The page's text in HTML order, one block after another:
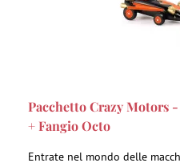
Pacchetto Crazy Motors
+ Fangio Octo
Entrate nel mondo delle